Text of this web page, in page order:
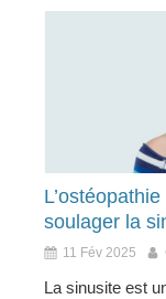
soulager la
11 Fév 2025
La sinusite est